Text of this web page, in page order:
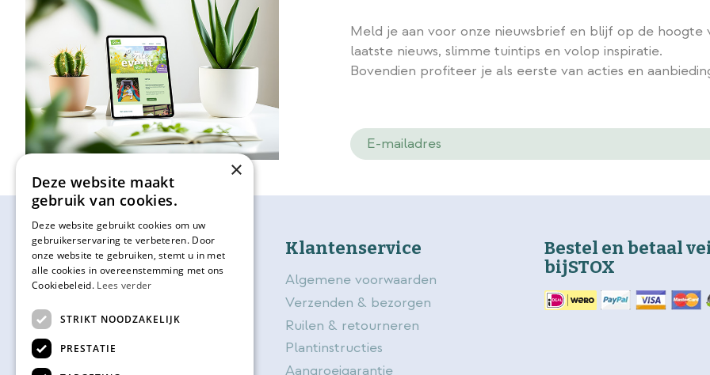
Meld je aan voor onze nieuwsbrief en blijf op de hoogte
laatste nieuws, slimme tuintips en volop inspiratie.
Bovendien profiteer je als eerste van acties en
bijSTOX
Over bijSTOX
Contact
Openingstijden
Vacatures
Klantenservice
Algemene voorwaarden
Verzenden & bezorgen
Ruilen & retourneren
Plantinstructies
Aangroeigarantie
Bestel en betaal
bijSTOX
×
Deze website maakt
gebruik van cookies.
Deze website gebruikt cookies om uw
gebruikerservaring te verbeteren. Door
onze website te gebruiken, stemt u in met
alle cookies in overeenstemming met ons
Cookiebeleid. Lees verder
STRIKT NOODZAKELIJK
PRESTATIE